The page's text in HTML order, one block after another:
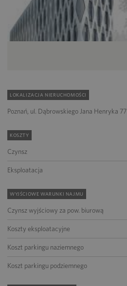
LOKALIZACJA NIERUCHOMOŚCI
Poznań, ul. Dąbrowskiego Jana Henryka 77
KOSZTY
Czynsz
Eksploatacja
WYJŚCIOWE WARUNKI NAJMU
Czynsz wyjściowy za pow. biurową
Koszty eksploatacyjne
Koszt parkingu naziemnego
Koszt parkingu podziemnego